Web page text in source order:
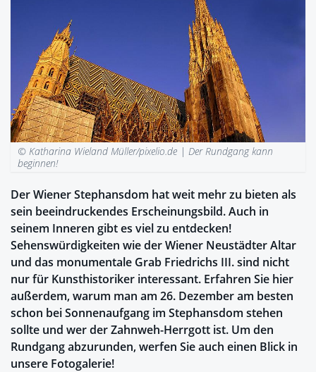
© Katharina Wieland Müller/pixelio.de |Der Rundgang kann
beginnen!
Der Wiener Stephansdom hat weit mehr zu bieten als
sein beeindruckendes Erscheinungsbild. Auch in
seinem Inneren gibt es viel zu entdecken!
Sehenswürdigkeiten wie der Wiener Neustädter Altar
und das monumentale Grab Friedrichs III. sind nicht
nur für Kunsthistoriker interessant. Erfahren Sie hier
außerdem, warum man am 26. Dezember am besten
schon bei Sonnenaufgang im Stephansdom stehen
sollte und wer der Zahnweh-Herrgott ist. Um den
Rundgang abzurunden, werfen Sie auch einen Blick in
unsere Fotogalerie!